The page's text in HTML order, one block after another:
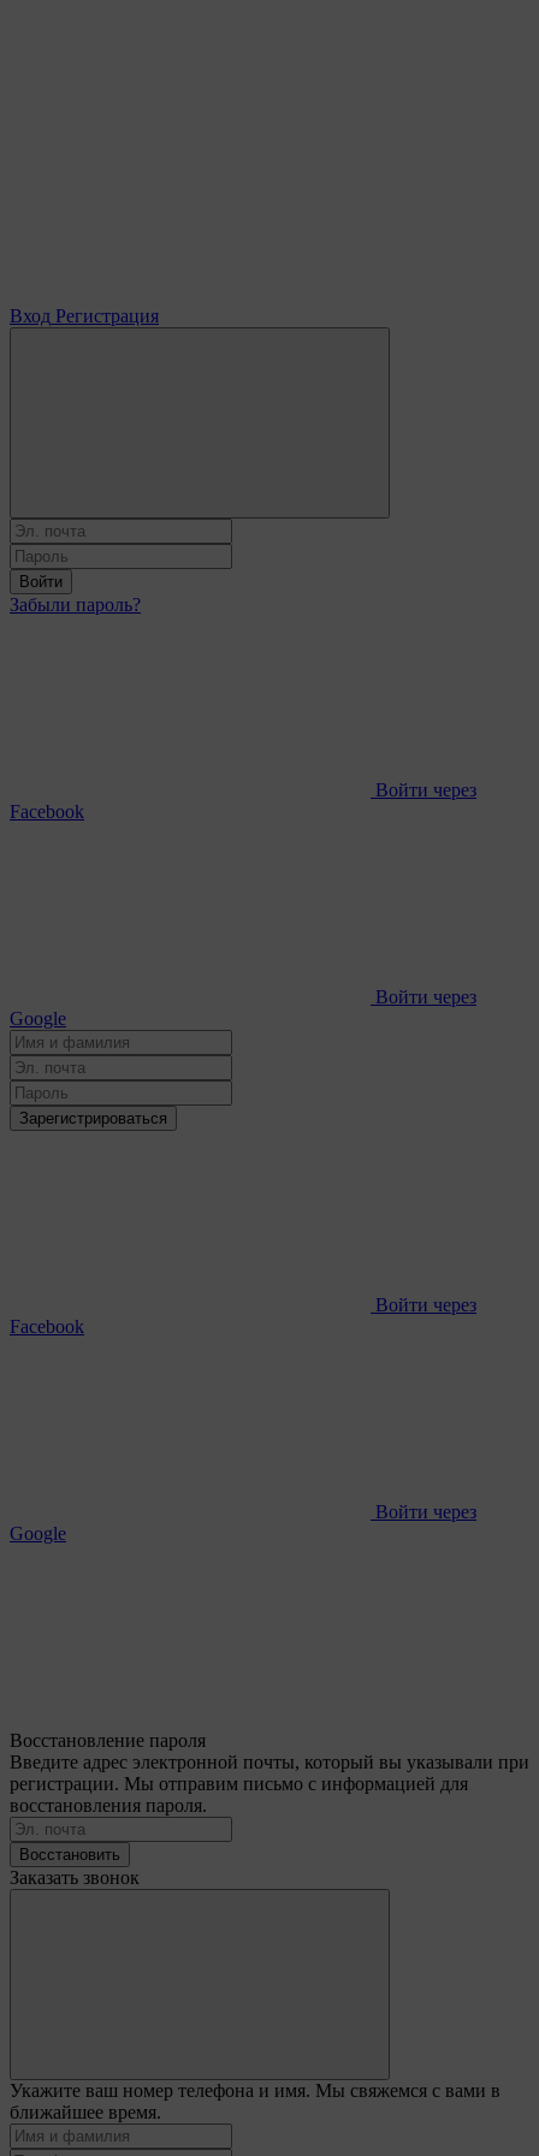
Вход Регистрация
Войти
Забыли пароль?
Войти через
Facebook
Войти через
Google
Зарегистрироваться
Войти через
Facebook
Войти через
Google
Восстановление пароля
Введите адрес электронной почты, который вы указывали при
регистрации. Мы отправим письмо с информацией для
восстановления пароля.
Восстановить
Заказать звонок
Укажите ваш номер телефона и имя. Мы свяжемся с вами в
ближайшее время.